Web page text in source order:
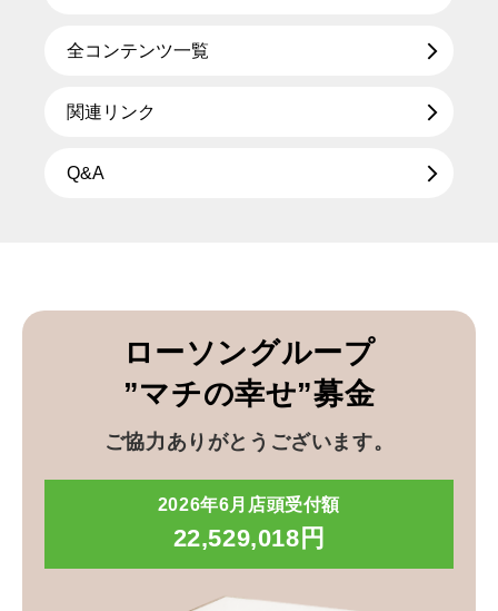
全コンテンツ一覧
関連リンク
Q&A
ローソングループ
”マチの幸せ”募金
ご協力ありがとうございます。
2026年6月店頭受付額
22,529,018円